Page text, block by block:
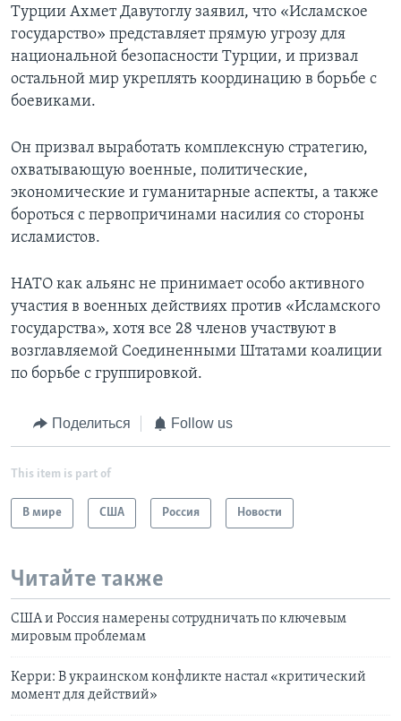
Турции Ахмет Давутоглу заявил, что «Исламское
государство» представляет прямую угрозу для
национальной безопасности Турции, и призвал
остальной мир укреплять координацию в борьбе с
боевиками.
Он призвал выработать комплексную стратегию,
охватывающую военные, политические,
экономические и гуманитарные аспекты, а также
бороться с первопричинами насилия со стороны
исламистов.
НАТО как альянс не принимает особо активного
участия в военных действиях против «Исламского
государства», хотя все 28 членов участвуют в
возглавляемой Соединенными Штатами коалиции
по борьбе с группировкой.
Поделиться Follow us
This item is part of
В мире США Россия Новости
Читайте также
США и Россия намерены сотрудничать по ключевым
мировым проблемам
Керри: В украинском конфликте настал «критический
момент для действий»